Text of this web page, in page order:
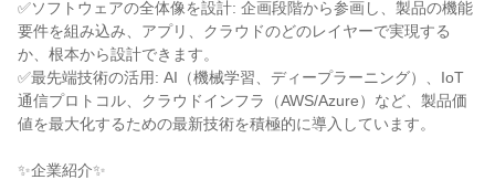
✅ソフトウェアの全体像を設計: 企画段階から参画し、製品の機能
要件を組み込み、アプリ、クラウドのどのレイヤーで実現する
か、根本から設計できます。
✅最先端技術の活用: AI（機械学習、ディープラーニング）、IoT
通信プロトコル、クラウドインフラ（AWS/Azure）など、製品価
値を最大化するための最新技術を積極的に導入しています。
✨企業紹介✨